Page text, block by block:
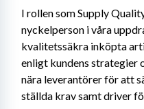
I rollen som Supply
nyckelperson i våra
kvalitetssäkra inköpta
enligt kundens strategier
nära leverantörer för att
ställda krav samt driver